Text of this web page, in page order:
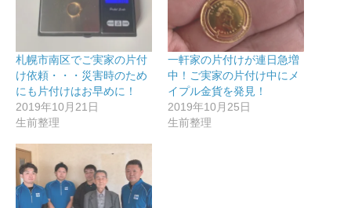
札幌市南区でご実家の片付
け依頼・・・災害時のため
にも片付けはお早めに！
2019年10月21日
生前整理
一軒家の片付けが連日急増
中！ご実家の片付け中にメ
イプル金貨を発見！
2019年10月25日
生前整理